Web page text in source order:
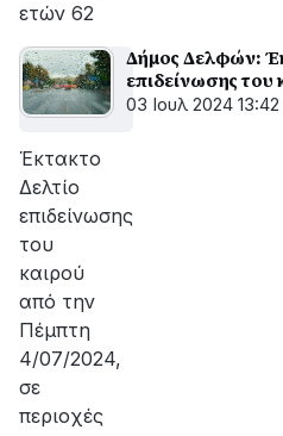
ετών 62
Δήμος Δελφών:
επιδείνωσης του
03 Ιουλ 2024 13:42
Έκτακτο
Δελτίο
επιδείνωσης
του
καιρού
από την
Πέμπτη
4/07/2024,
σε
περιοχές